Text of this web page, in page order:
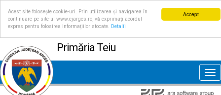
Accept
Acest site folosește cookie-uri. Prin utilizarea și navigarea în
continuare pe site-ul www.cjarges.ro, vă exprimați acordul
expres pentru folosirea informațiilor stocate.
Detalii
Primăria Teiu